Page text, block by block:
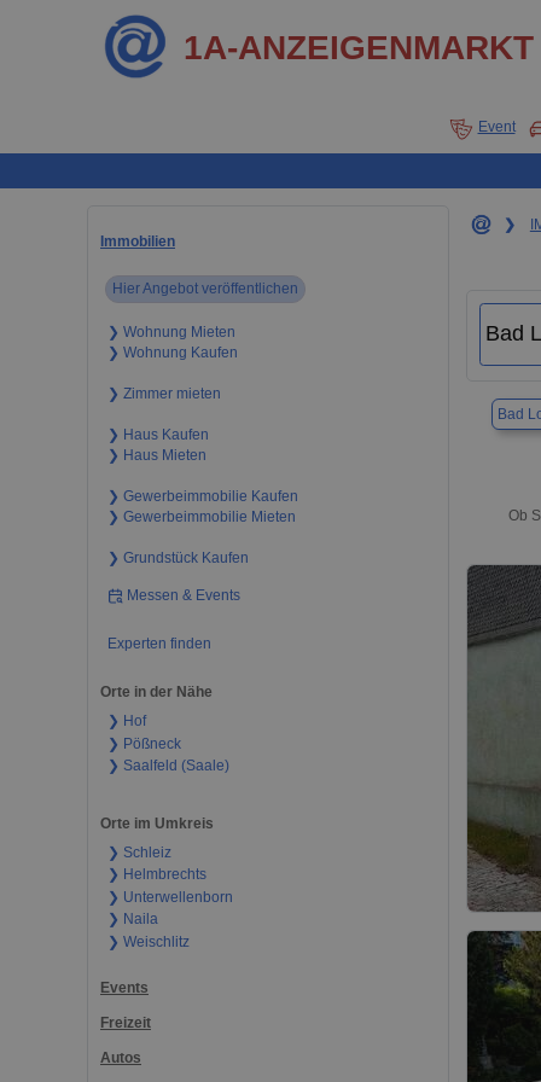
1A-ANZEIGENMARKT
Event
Immobilien
Hier Angebot veröffentlichen
❯ Wohnung Mieten
❯ Wohnung Kaufen
❯ Zimmer mieten
❯ Haus Kaufen
❯ Haus Mieten
❯ Gewerbeimmobilie Kaufen
❯ Gewerbeimmobilie Mieten
❯ Grundstück Kaufen
Messen & Events
Experten finden
Orte in der Nähe
❯ Hof
❯ Pößneck
❯ Saalfeld (Saale)
Orte im Umkreis
❯ Schleiz
❯ Helmbrechts
❯ Unterwellenborn
❯ Naila
❯ Weischlitz
Events
Freizeit
Autos
❯
Bad
Ob